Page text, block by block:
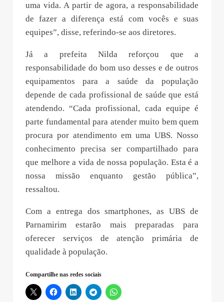
uma vida. A partir de agora, a responsabilidade
de fazer a diferença está com vocês e suas
equipes”, disse, referindo-se aos diretores.
Já a prefeita Nilda reforçou que a
responsabilidade do bom uso desses e de outros
equipamentos para a saúde da população
depende de cada profissional de saúde que está
atendendo. “Cada profissional, cada equipe é
parte fundamental para atender muito bem quem
procura por atendimento em uma UBS. Nosso
conhecimento precisa ser compartilhado para
que melhore a vida de nossa população. Esta é a
nossa missão enquanto gestão pública”,
ressaltou.
Com a entrega dos smartphones, as UBS de
Parnamirim estarão mais preparadas para
oferecer serviços de atenção primária de
qualidade à população.
Compartilhe nas redes sociais